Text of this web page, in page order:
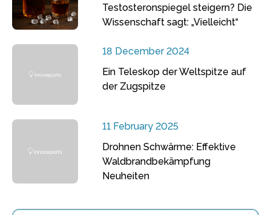
Testosteronspiegel steigern? Die
Wissenschaft sagt: „Vielleicht“
18 December 2024
Ein Teleskop der Weltspitze auf
der Zugspitze
11 February 2025
Drohnen Schwärme: Effektive
Waldbrandbekämpfung
Neuheiten